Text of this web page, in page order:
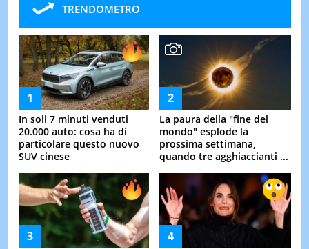
TRENDOMETRO
In soli 7 minuti venduti
20.000 auto: cosa ha di
particolare questo nuovo
SUV cinese
La paura della "fine del
mondo" esplode la
prossima settimana,
quando tre agghiaccianti ...